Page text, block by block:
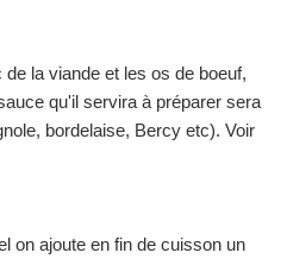
la viande et les os de boeuf,
qu'il servira à préparer sera
bordelaise, Bercy etc). Voir
on ajoute en fin de cuisson un